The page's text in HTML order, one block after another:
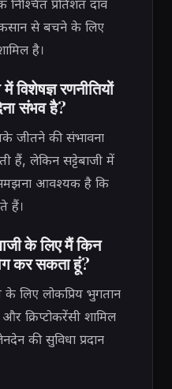
प्रतिशत दांव
से बचने के लिए
है।
विशेषज्ञ रणनीतियों
संभव है?
जीतने की संभावना
हैं, लेकिन सट्टेबाजी में
समझना आवश्यक है कि
हैं।
के लिए मैं किन
कर सकता हूं?
लिए लोकप्रिय भुगतान
क्रिप्टोकरेंसी शामिल
की सुविधा प्रदान